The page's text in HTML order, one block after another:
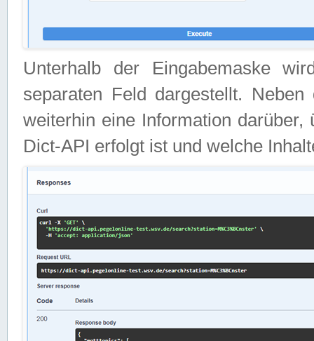
Unterhalb der Eingabemaske
separaten Feld dargestellt.
weiterhin eine Information
Dict-API erfolgt ist und welche